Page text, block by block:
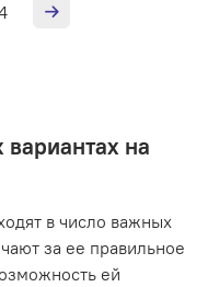
на
в число важных
за ее правильное
ей